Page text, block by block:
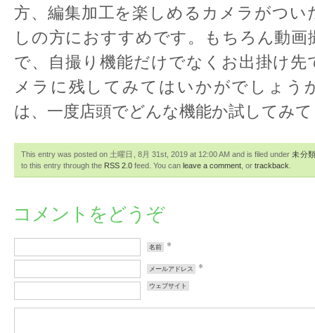
方、編集加工を楽しめるカメラがつい
しの方におすすめです。もちろん動
で、自撮り機能だけでなくお出掛け先
メラに残してみてはいかがでしょう
は、一度店頭でどんな機能か試してみ
This entry was posted on 土曜日, 8月 31st, 2019 at 12:00 AM and is filed under未分類
to this entry through the RSS 2.0 feed. You can leave a comment , or trackback
コメントをどうぞ
名前 *
メールアドレス *
ウェブサイト